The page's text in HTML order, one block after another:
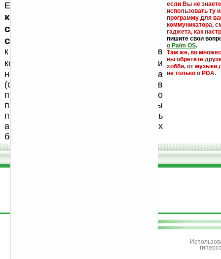
Еще раз обращаем внимание, что
кейгены, кряки - лекарства,
серийные номера, ключи и
ссылки на варезные сайты
если Вы не
использовать ту
программу для
коммуникатора,
гаджета, как
пишите свои
о Palm OS.
Там же, во
вы обретёте
хобби, от музыки
не только о PDA.
к публикации на нашем сайте в
комментариях
, как и
несанкционированная реклама
(спам). Мы поддерживаем авторов
программ и развитие легального
программного обеспечения. Также мы
призываем Вас поддерживать
авторов, особенно создающих
бесплатные (freeware) программы.